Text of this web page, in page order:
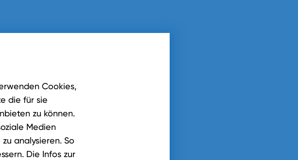
Cookies,
die für sie
zu können.
Medien
analysieren. So
Die Infos zur
nicht mehr möglich.